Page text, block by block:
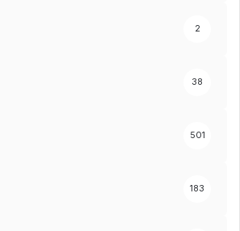
2
38
501
183